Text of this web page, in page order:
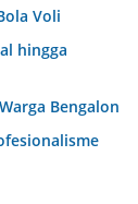
Voli
hingga
Bengalon